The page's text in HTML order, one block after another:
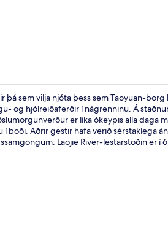
sem vilja njóta þess sem Taoyuan-
og hjólreiðaferðir í nágrenninu. Á
er líka ókeypis alla daga
boði. Aðrir gestir hafa verið sérstaklega
Laojie River-lestarstöðin er í